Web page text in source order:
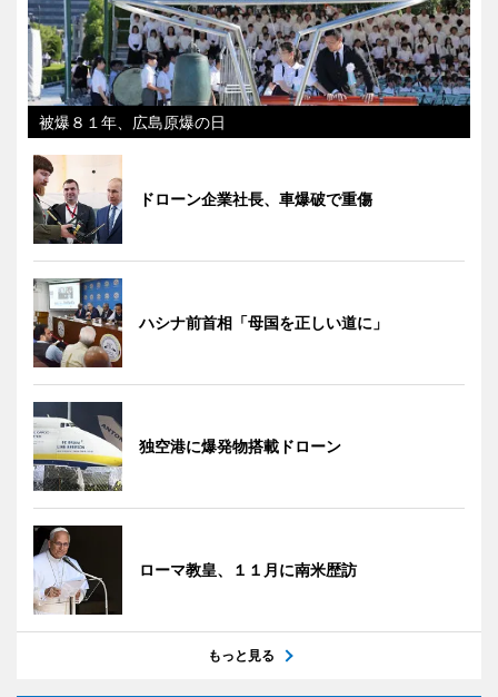
被爆８１年、広島原爆の日
ドローン企業社長、車爆破で重傷
ハシナ前首相「母国を正しい道に」
独空港に爆発物搭載ドローン
ローマ教皇、１１月に南米歴訪
もっと見る